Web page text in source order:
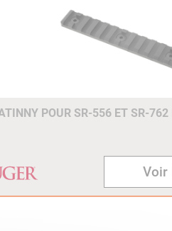
POUR SR-556 ET SR-762
Voir